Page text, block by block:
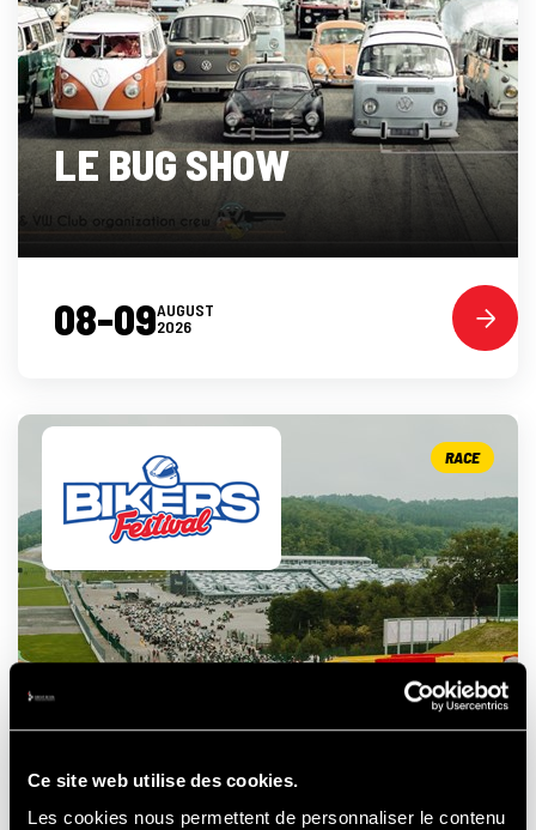
Ce site web utilise des cookies.
Les cookies nous permettent de personnaliser le contenu
LE BUG SHOW
08-09AUGUST
2026
RACE